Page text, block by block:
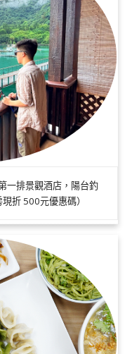
一排景觀酒店，陽台釣
折 500元優惠碼）